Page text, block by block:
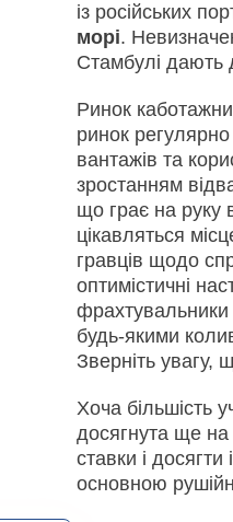
із російських
морі.
Стамбулі дають
Ринок
ринок
вантажів та
зростанням
що грає на руку
цікавляться
гравців щодо
оптимістичні
будь-якими
Зверніть увагу,
Хоча більшість
досягнута ще на
ставки і
основною